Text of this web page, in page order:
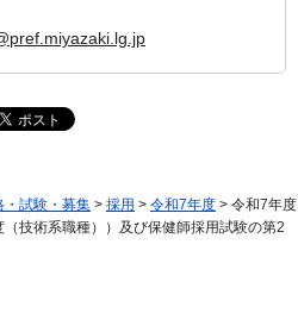
・試験・募集 > 採用 > 令和7年度 > 令和7年度
技術系職種））及び保健師採用試験の第2